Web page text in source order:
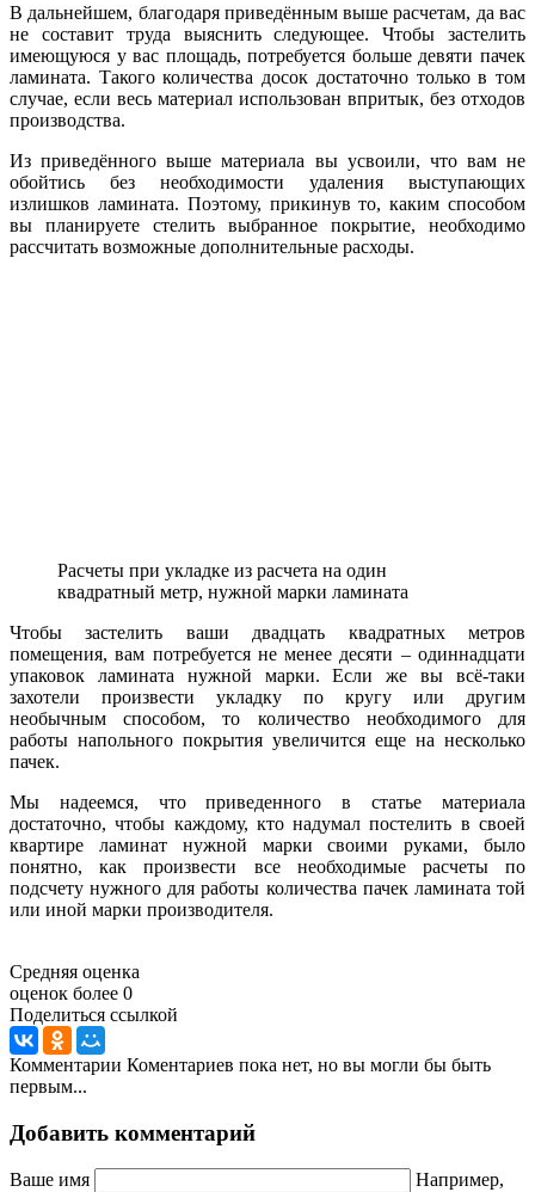
В дальнейшем, благодаря приведённым выше расчетам, да вас
не составит труда выяснить следующее. Чтобы застелить
имеющуюся у вас площадь, потребуется больше девяти пачек
ламината. Такого количества досок достаточно только в том
случае, если весь материал использован впритык, без отходов
производства.
Из приведённого выше материала вы усвоили, что вам не
обойтись без необходимости удаления выступающих
излишков ламината. Поэтому, прикинув то, каким способом
вы планируете стелить выбранное покрытие, необходимо
рассчитать возможные дополнительные расходы.
Расчеты при укладке из расчета на один
квадратный метр, нужной марки ламината
Чтобы застелить ваши двадцать квадратных метров
помещения, вам потребуется не менее десяти – одиннадцати
упаковок ламината нужной марки. Если же вы всё-таки
захотели произвести укладку по кругу или другим
необычным способом, то количество необходимого для
работы напольного покрытия увеличится еще на несколько
пачек.
Мы надеемся, что приведенного в статье материала
достаточно, чтобы каждому, кто надумал постелить в своей
квартире ламинат нужной марки своими руками, было
понятно, как произвести все необходимые расчеты по
подсчету нужного для работы количества пачек ламината той
или иной марки производителя.
Средняя оценка
оценок более 0
Поделиться ссылкой
Комментарии Коментариев пока нет, но вы могли бы быть
первым...
Добавить комментарий
Ваше имя
Например,